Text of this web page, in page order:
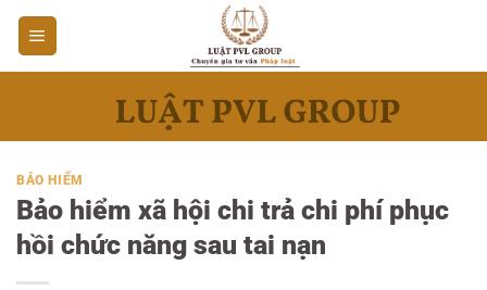
Bỏ
qua
nội
BẢO HIỂM
Bảo hiểm xã hội chi trả chi phí phục
hồi chức năng sau tai nạn